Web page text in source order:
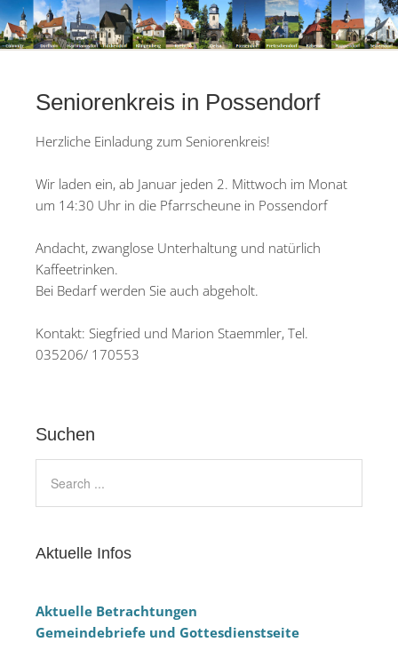
Seniorenkreis in Possendorf
Herzliche Einladung zum Seniorenkreis!
Wir laden ein, ab Januar jeden 2. Mittwoch im Monat
um 14:30 Uhr in die Pfarrscheune in Possendorf
Andacht, zwanglose Unterhaltung und natürlich
Kaffeetrinken.
Bei Bedarf werden Sie auch abgeholt.
Kontakt: Siegfried und Marion Staemmler, Tel.
035206/ 170553
Suchen
Aktuelle Infos
Aktuelle Betrachtungen
Gemeindebriefe und Gottesdienstseite